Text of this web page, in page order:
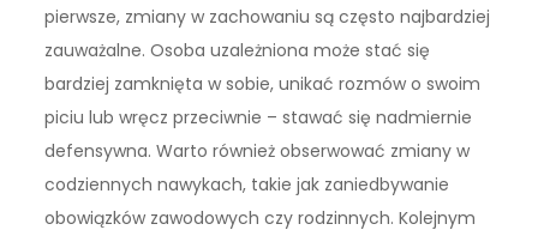
pierwsze, zmiany w zachowaniu są często najbardziej
zauważalne. Osoba uzależniona może stać się
bardziej zamknięta w sobie, unikać rozmów o swoim
piciu lub wręcz przeciwnie – stawać się nadmiernie
defensywna. Warto również obserwować zmiany w
codziennych nawykach, takie jak zaniedbywanie
obowiązków zawodowych czy rodzinnych. Kolejnym